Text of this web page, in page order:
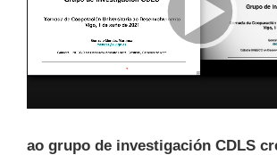
ao grupo de investigación CDLS